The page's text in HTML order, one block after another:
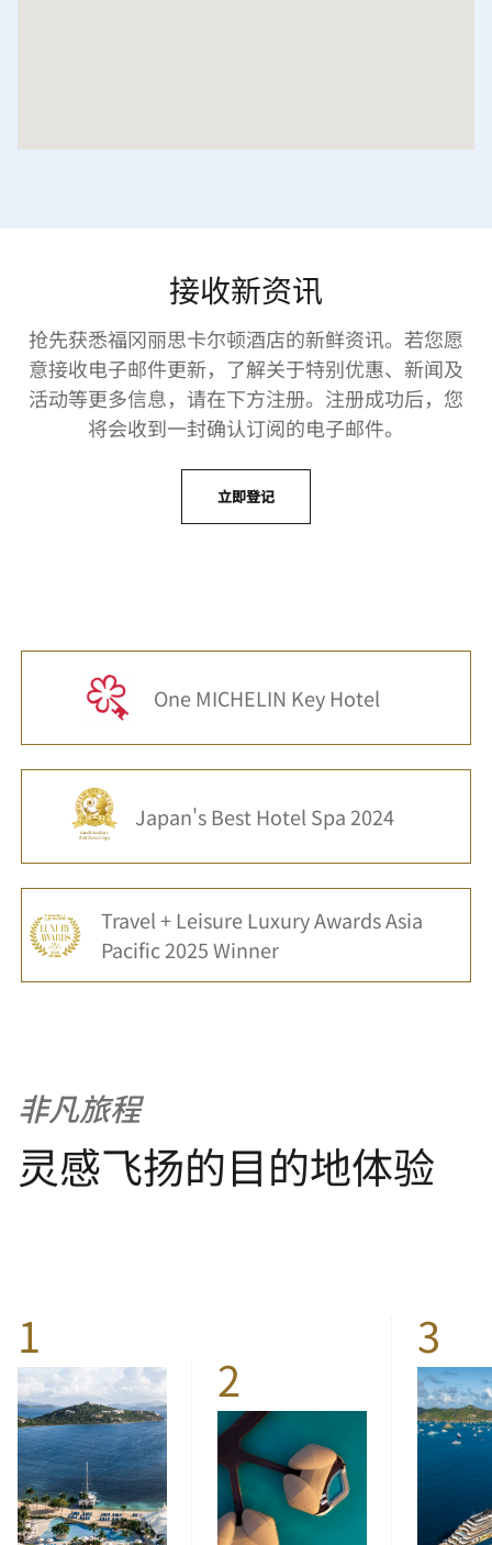
接收新资讯
抢先获悉福冈丽思卡尔顿酒店的新鲜资讯。若您愿
意接收电子邮件更新，了解关于特别优惠、新闻及
活动等更多信息，请在下方注册。注册成功后，您
将会收到一封确认订阅的电子邮件。
立即登记
One MICHELIN Key Hotel
Japan's Best Hotel Spa 2024
Travel + Leisure Luxury Awards Asia
Pacific 2025 Winner
非凡旅程
灵感飞扬的目的地体验
1
2
3